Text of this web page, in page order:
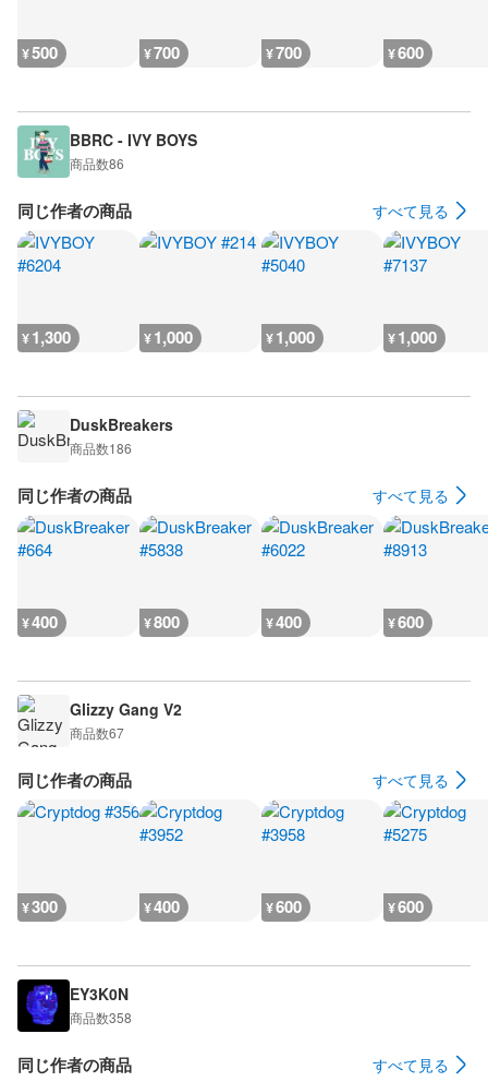
¥500 ¥700 ¥700 ¥600
BBRC - IVY BOYS
商品数86
同じ作者の商品 すべて見る
¥1,300 ¥1,000 ¥1,000 ¥1,000
DuskBreakers
商品数186
同じ作者の商品 すべて見る
¥400 ¥800 ¥400 ¥600
Glizzy Gang V2
商品数67
同じ作者の商品 すべて見る
¥300 ¥400 ¥600 ¥600
EY3K0N
商品数358
同じ作者の商品 すべて見る